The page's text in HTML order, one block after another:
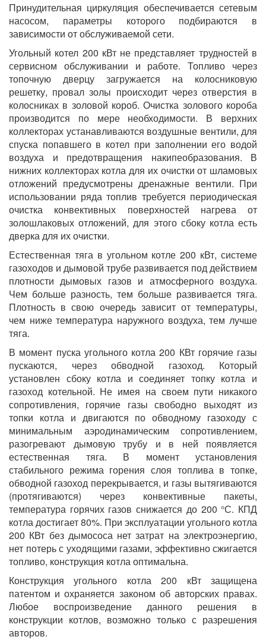
Принудительная циркуляция обеспечивается сетевым
насосом, параметры которого подбираются в
зависимости от обслуживаемой сети.
Угольный котел 200 кВт не представляет трудностей в
сервисном обслуживании и работе. Топливо через
топочную дверцу загружается на колосниковую
решетку, провал золы происходит через отверстия в
колосниках в золовой короб. Очистка золового короба
производится по мере необходимости. В верхних
коллекторах устанавливаются воздушные вентили, для
спуска попавшего в котел при заполнении его водой
воздуха и предотвращения накипеобразования. В
нижних коллекторах котла для их очистки от шламовых
отложений предусмотрены дренажные вентили. При
использовании ряда топлив требуется периодическая
очистка конвективных поверхностей нагрева от
золошлаковых отложений, для этого сбоку котла есть
дверка для их очистки.
Естественная тяга в угольном котле 200 кВт, системе
газоходов и дымовой трубе развивается под действием
плотности дымовых газов и атмосферного воздуха.
Чем больше разность, тем больше развивается тяга.
Плотность в свою очередь зависит от температуры,
чем ниже температура наружного воздуха, тем лучше
тяга.
В момент пуска угольного котла 200 КВт горячие газы
пускаются, через обводной газоход. Который
установлен сбоку котла и соединяет топку котла и
газоход котельной. Не имея на своем пути никакого
сопротивления, горячие газы свободно выходят из
топки котла и двигаются по обводному газоходу с
минимальным аэродинамическим сопротивлением,
разогревают дымовую трубу и в ней появляется
естественная тяга. В момент установления
стабильного режима горения слоя топлива в топке,
обводной газоход перекрывается, и газы вытягиваются
(протягиваются) через конвективные пакеты,
температура горячих газов снижается до 200 °С. КПД
котла достигает 80%. При эксплуатации угольного котла
200 КВт без дымососа нет затрат на электроэнергию,
нет потерь с уходящими газами, эффективно сжигается
топливо, конструкция котла оптимальна.
Конструкция угольного котла 200 кВт защищена
патентом и охраняется законом об авторских правах.
Любое воспроизведение данного решения в
конструкции котлов, возможно только с разрешения
авторов.